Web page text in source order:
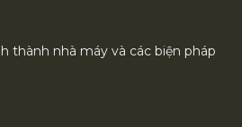
thành nhà máy và các biện pháp